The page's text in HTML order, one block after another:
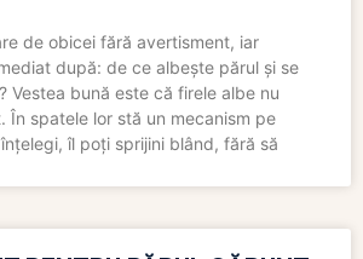
de obicei fără avertisment, iar
după: de ce albește părul și se
Vestea bună este că firele albe nu
În spatele lor stă un mecanism pe
îl poți sprijini blând, fără să